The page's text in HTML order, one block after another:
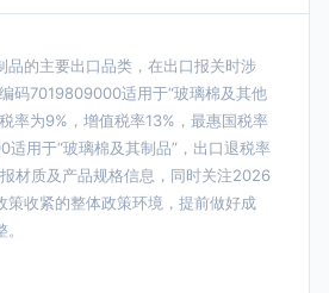
品的主要出口品类，在出口报关时涉
码7019809000适用于“玻璃棉及其他
率为9%，增值税率13%，最惠国税率
适用于“玻璃棉及其制品”，出口退税率
材质及产品规格信息，同时关注2026
策收紧的整体政策环境，提前做好成